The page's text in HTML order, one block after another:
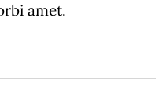
amet.